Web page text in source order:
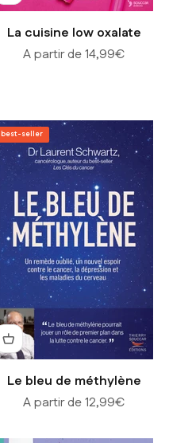
La cuisine low oxalate
Prix de vente
A partir de 14,99€
best-seller
Le bleu de méthylène
Prix de vente
A partir de 12,99€